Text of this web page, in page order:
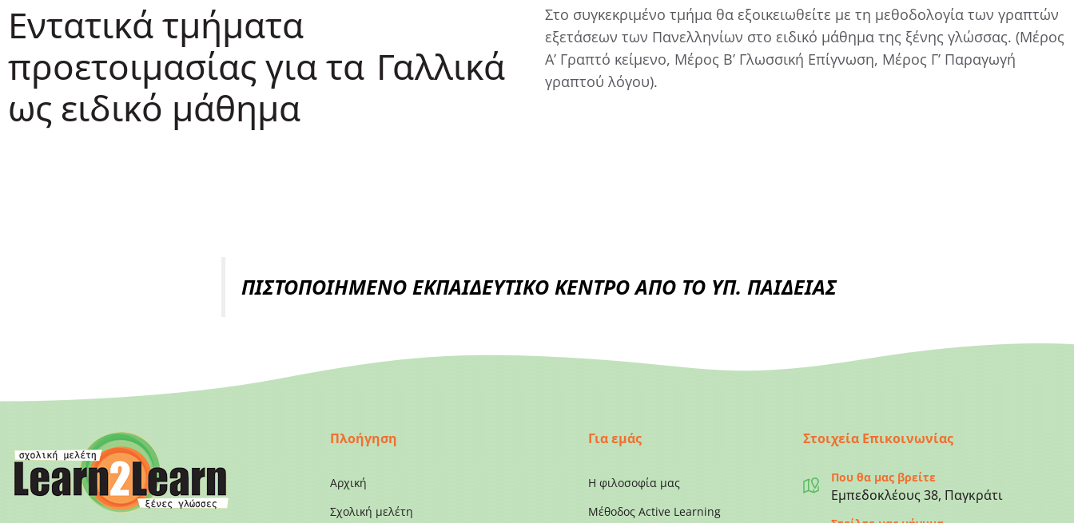
Εντατικά τμήματα
προετοιμασίας για τα Γαλλικά
ως ειδικό μάθημα
Στο συγκεκριμένο τμήμα θα εξοικειωθείτε με τη μεθοδολογία των γραπτών
εξετάσεων των Πανελληνίων στο ειδικό μάθημα της ξένης γλώσσας. (Μέρος
Α’ Γραπτό κείμενο, Μέρος Β’ Γλωσσική Επίγνωση, Μέρος Γ’ Παραγωγή
γραπτού λόγου).
ΠΙΣΤΟΠΟΙΗΜΕΝΟ ΕΚΠΑΙΔΕΥΤΙΚΟ ΚΕΝΤΡΟ ΑΠΟ ΤΟ ΥΠ. ΠΑΙΔΕΙΑΣ
Πλοήγηση
Αρχική
Σχολική μελέτη
Για εμάς
Η φιλοσοφία μας
Μέθοδος Active Learning
Στοιχεία Επικοινωνίας
Που θα μας βρείτε
Εμπεδοκλέους 38, Παγκράτι